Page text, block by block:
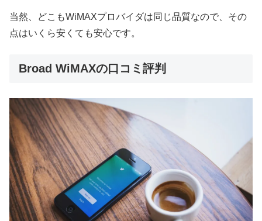
当然、どこもWiMAXプロバイダは同じ品質なので、その
点はいくら安くても安心です。
Broad WiMAXの口コミ評判